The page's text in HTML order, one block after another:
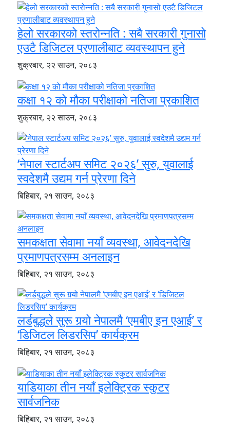
हेलो सरकारको स्तरोन्नति : सबै सरकारी गुनासो
एउटै डिजिटल प्रणालीबाट व्यवस्थापन हुने
शुक्रबार, २२ साउन, २०८३
कक्षा १२ को मौका परीक्षाको नतिजा प्रकाशित
शुक्रबार, २२ साउन, २०८३
‘नेपाल स्टार्टअप समिट २०२६’ सुरु, युवालाई
स्वदेशमै उद्यम गर्न प्रेरणा दिने
बिहिबार, २१ साउन, २०८३
समकक्षता सेवामा नयाँ व्यवस्था, आवेदनदेखि
प्रमाणपत्रसम्म अनलाइन
बिहिबार, २१ साउन, २०८३
लर्डबुद्धले सुरू गर्‍यो नेपालमै ‘एमबीए इन एआई’ र
‘डिजिटल लिडरसिप’ कार्यक्रम
बिहिबार, २१ साउन, २०८३
याडियाका तीन नयाँ इलेक्ट्रिक स्कुटर
सार्वजनिक
बिहिबार, २१ साउन, २०८३